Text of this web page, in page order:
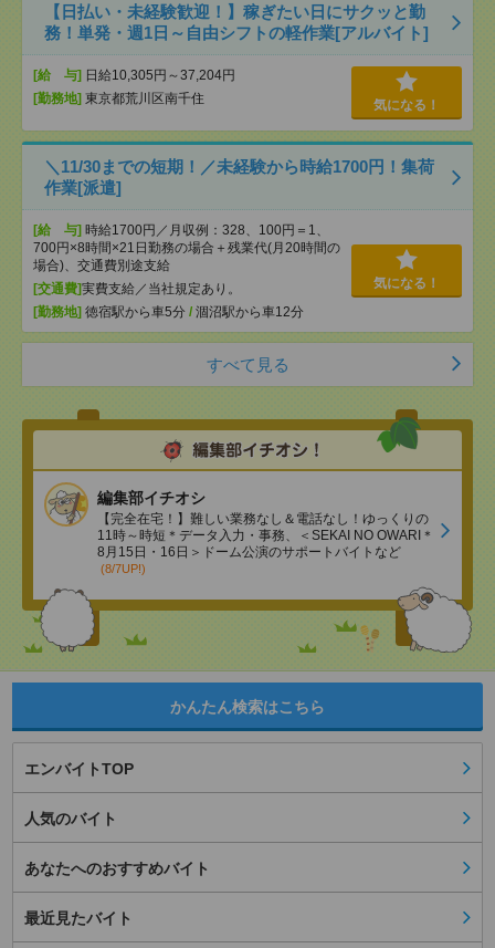
【日払い・未経験歓迎！】稼ぎたい日にサクッと勤
務！単発・週1日～自由シフトの軽作業[アルバイト]
[給 与] 日給10,305円～37,204円
[勤務地] 東京都荒川区南千住 気になる！
＼11/30までの短期！／未経験から時給1700円！集荷
作業[派遣]
[給 与] 時給1700円／月収例：328、100円＝1、
700円×8時間×21日勤務の場合＋残業代(月20時間の
場合)、交通費別途支給
[交通費]実費支給／当社規定あり。
[勤務地] 徳宿駅から車5分 / 涸沼駅から車12分
気になる！
すべて見る
編集部イチオシ
【完全在宅！】難しい業務なし＆電話なし！ゆっくりの
11時～時短＊データ入力・事務、＜SEKAI NO OWARI＊
8月15日・16日＞ドーム公演のサポートバイトなど
(8/7UP!)
かんたん検索はこちら
エンバイトTOP
人気のバイト
あなたへのおすすめバイト
最近見たバイト